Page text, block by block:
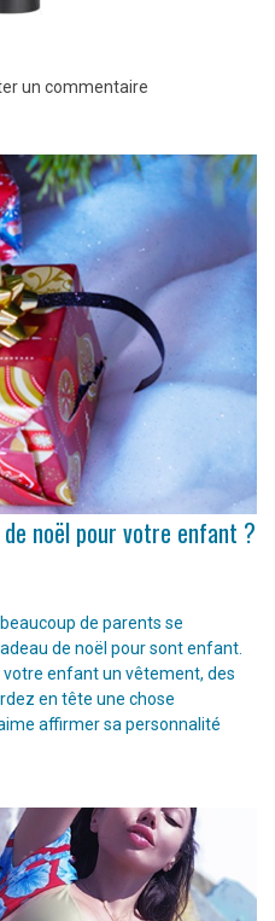
un commentaire
noël pour votre enfant ?
de parents se
de noël pour sont enfant.
votre enfant un vêtement, des
en tête une chose
affirmer sa personnalité